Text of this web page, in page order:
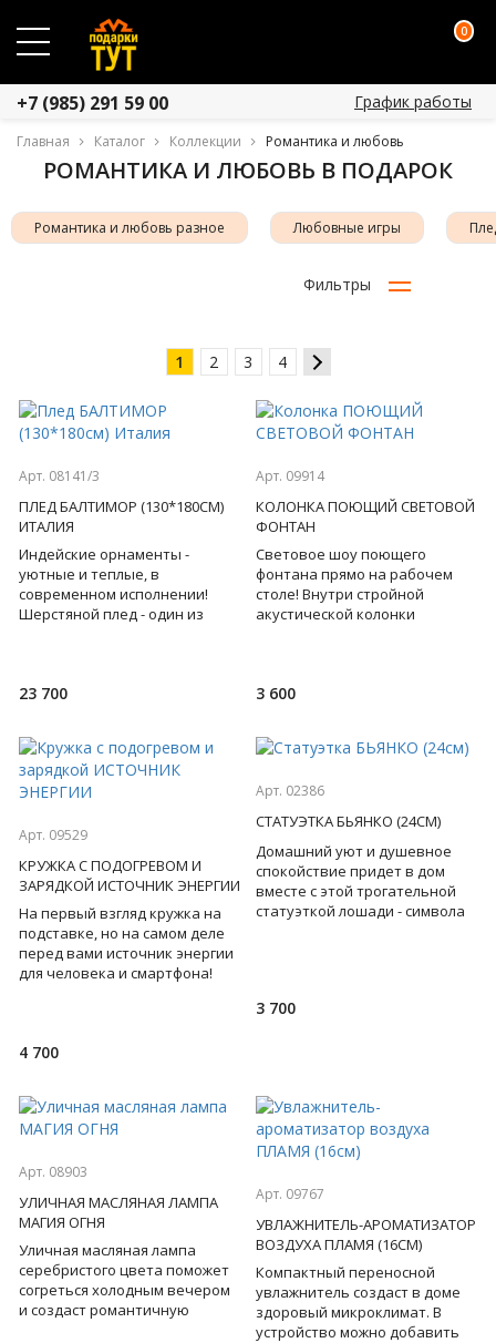
0
+7 (985) 291 59 00 График работы
Главная Каталог Коллекции Романтика и любовь
РОМАНТИКА И ЛЮБОВЬ В ПОДАРОК
Романтика и любовь разное Любовные игры
Фильтры
1 2 3 4
Арт. 08141/3
ПЛЕД БАЛТИМОР (130*180СМ)
ИТАЛИЯ
Индейские орнаменты -
уютные и теплые, в
современном исполнении!
Шерстяной плед - один из
23 700
Арт. 09914
КОЛОНКА ПОЮЩИЙ СВЕТОВОЙ
ФОНТАН
Световое шоу поющего
фонтана прямо на рабочем
столе! Внутри стройной
акустической колонки
3 600
Арт. 09529
КРУЖКА С ПОДОГРЕВОМ И
ЗАРЯДКОЙ ИСТОЧНИК ЭНЕРГИИ
На первый взгляд кружка на
подставке, но на самом деле
перед вами источник энергии
для человека и смартфона!
4 700
Арт. 02386
СТАТУЭТКА БЬЯНКО (24СМ)
Домашний уют и душевное
спокойствие придет в дом
вместе с этой трогательной
статуэткой лошади - символа
3 700
Арт. 08903
УЛИЧНАЯ МАСЛЯНАЯ ЛАМПА
МАГИЯ ОГНЯ
Уличная масляная лампа
серебристого цвета поможет
согреться холодным вечером
и создаст романтичную
Арт. 09767
УВЛАЖНИТЕЛЬ-АРОМАТИЗАТОР
ВОЗДУХА ПЛАМЯ (16СМ)
Компактный переносной
увлажнитель создаст в доме
здоровый микроклимат. В
устройство можно добавить